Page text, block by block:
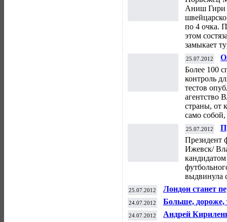
Аниш Гири
по 4 очка.
этом
замыкает
25.07.2012
Более 100
контроль
тестов
агентство
страны, от
само
25.07.2012
Президент
Ижевск/
выдвинула
25.07.2012
Лондон станет
проведет
24.07.2012
Больше, дороже,
Олимпиады
24.07.2012 Андрей